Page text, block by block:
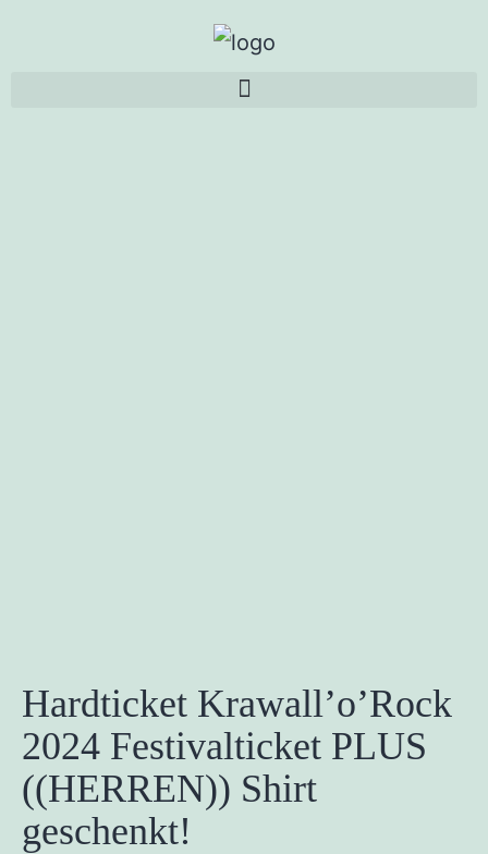
Hardticket Krawall’o’Rock
2024 Festivalticket PLUS
((HERREN)) Shirt
geschenkt!